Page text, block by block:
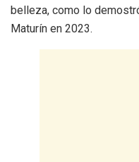
belleza, como lo
Maturín en 2023.